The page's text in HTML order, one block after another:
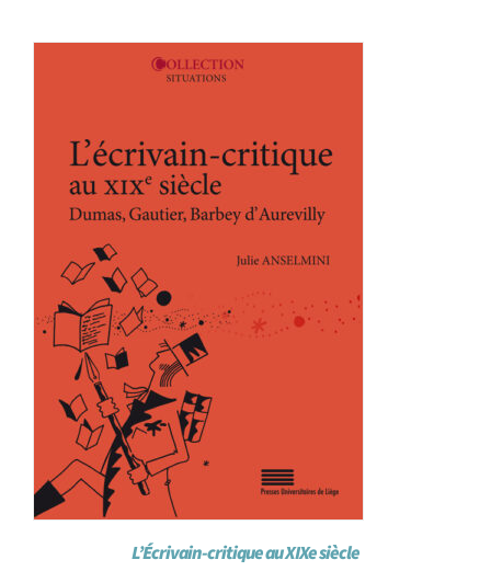
L’Écrivain-critique au XIXe siècle